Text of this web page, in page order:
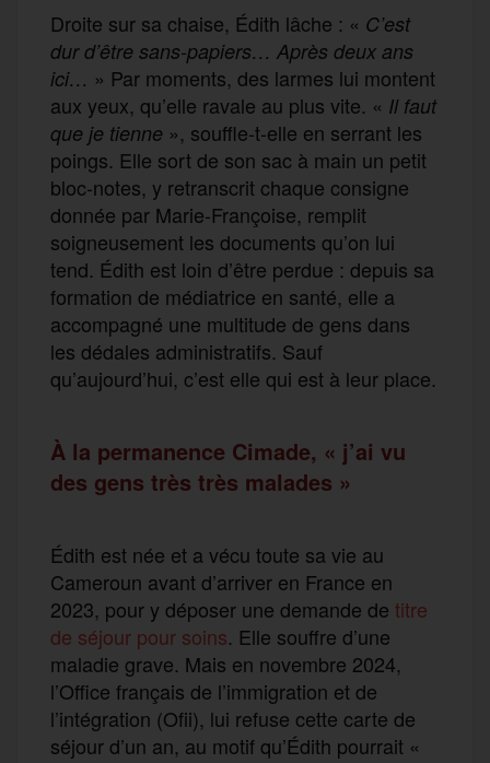
Droite sur sa chaise, Édith lâche : « C’est
dur d’être sans-papiers… Après deux ans
ici… » Par moments, des larmes lui montent
aux yeux, qu’elle ravale au plus vite. « Il faut
que je tienne », souffle-t-elle en serrant les
poings. Elle sort de son sac à main un petit
bloc-notes, y retranscrit chaque consigne
donnée par Marie-Françoise, remplit
soigneusement les documents qu’on lui
tend. Édith est loin d’être perdue : depuis sa
formation de médiatrice en santé, elle a
accompagné une multitude de gens dans
les dédales administratifs. Sauf
qu’aujourd’hui, c’est elle qui est à leur place.
À la permanence Cimade, « j’ai vu
des gens très très malades »
Édith est née et a vécu toute sa vie au
Cameroun avant d’arriver en France en
2023, pour y déposer une demande de titre
de séjour pour soins. Elle souffre d’une
maladie grave. Mais en novembre 2024,
l’Office français de l’immigration et de
l’intégration (Ofii), lui refuse cette carte de
séjour d’un an, au motif qu’Édith pourrait «